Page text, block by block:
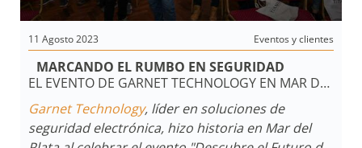
11 Agosto 2023 Eventos y clientes
MARCANDO EL RUMBO EN SEGURIDAD
EL EVENTO DE GARNET TECHNOLOGY EN MAR DEL
Garnet Technology, líder en soluciones de
seguridad electrónica, hizo historia en Mar del